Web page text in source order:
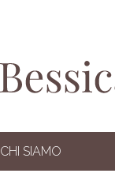
CHI SIAMO